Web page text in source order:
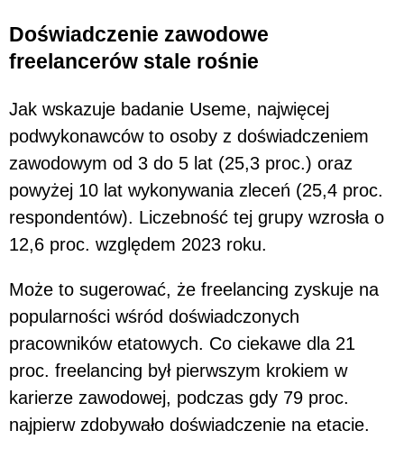
Doświadczenie zawodowe
freelancerów stale rośnie
Jak wskazuje badanie Useme, najwięcej
podwykonawców to osoby z doświadczeniem
zawodowym od 3 do 5 lat (25,3 proc.) oraz
powyżej 10 lat wykonywania zleceń (25,4 proc.
respondentów). Liczebność tej grupy wzrosła o
12,6 proc. względem 2023 roku.
Może to sugerować, że freelancing zyskuje na
popularności wśród doświadczonych
pracowników etatowych. Co ciekawe dla 21
proc. freelancing był pierwszym krokiem w
karierze zawodowej, podczas gdy 79 proc.
najpierw zdobywało doświadczenie na etacie.